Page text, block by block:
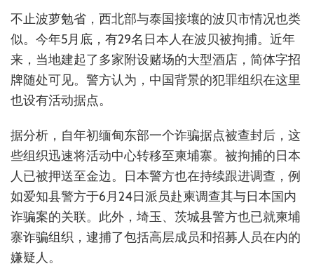
不止波萝勉省，西北部与泰国接壤的波贝市情况也类
似。今年5月底，有29名日本人在波贝被拘捕。近年
来，当地建起了多家附设赌场的大型酒店，简体字招
牌随处可见。警方认为，中国背景的犯罪组织在这里
也设有活动据点。
据分析，自年初缅甸东部一个诈骗据点被查封后，这
些组织迅速将活动中心转移至柬埔寨。被拘捕的日本
人已被押送至金边。日本警方也在持续跟进调查，例
如爱知县警方于6月24日派员赴柬调查其与日本国内
诈骗案的关联。此外，埼玉、茨城县警方也已就柬埔
寨诈骗组织，逮捕了包括高层成员和招募人员在内的
嫌疑人。